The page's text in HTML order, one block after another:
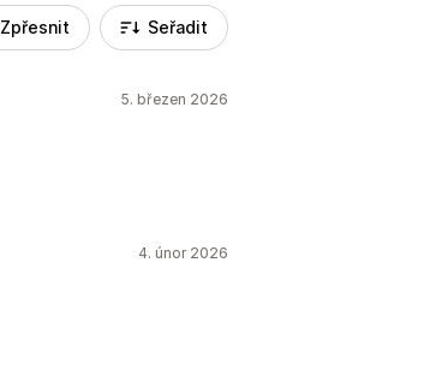
Zpřesnit Seřadit
5. březen 2026
4. únor 2026